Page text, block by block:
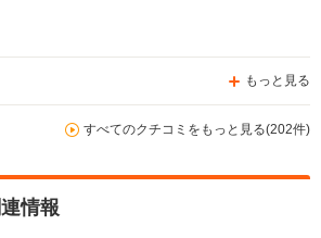
もっと見る
すべてのクチコミをもっと見る(202件)
情報